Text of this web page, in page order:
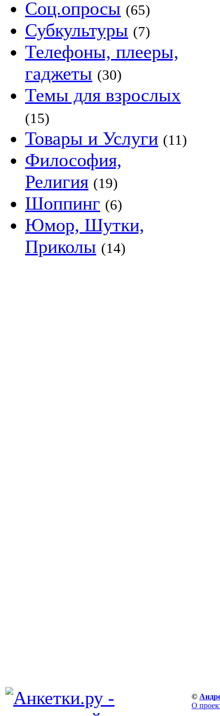
Соц.опросы (65)
Субкультуры (7)
Телефоны, плееры,
гаджеты (30)
Темы для взрослых
(15)
Товары и Услуги (11)
Философия,
Религия (19)
Шоппинг (6)
Юмор, Шутки,
Приколы (14)
©
О